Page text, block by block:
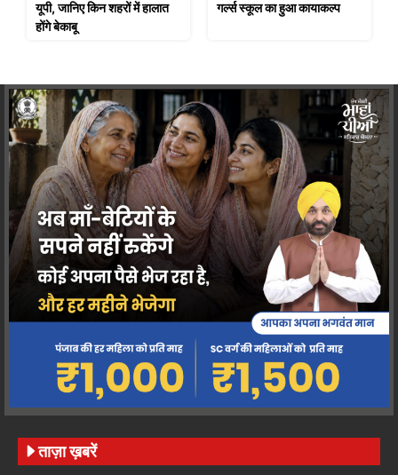
यूपी, जानिए किन शहरों में हालात
होंगे बेकाबू
गर्ल्स स्कूल का हुआ कायाकल्प
ताज़ा ख़बरें